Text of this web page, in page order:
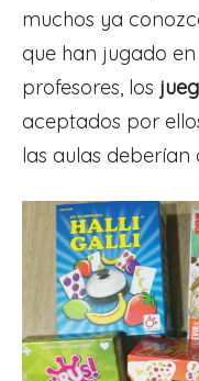
muchos ya
que han jugado
profesores, los
aceptados por
las aulas deberían